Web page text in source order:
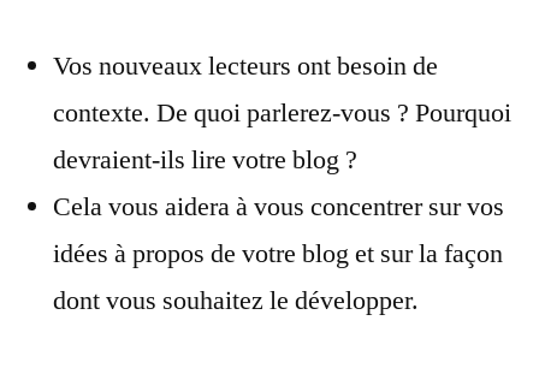
Vos nouveaux lecteurs ont besoin de
contexte. De quoi parlerez-vous ? Pourquoi
devraient-ils lire votre blog ?
Cela vous aidera à vous concentrer sur vos
idées à propos de votre blog et sur la façon
dont vous souhaitez le développer.